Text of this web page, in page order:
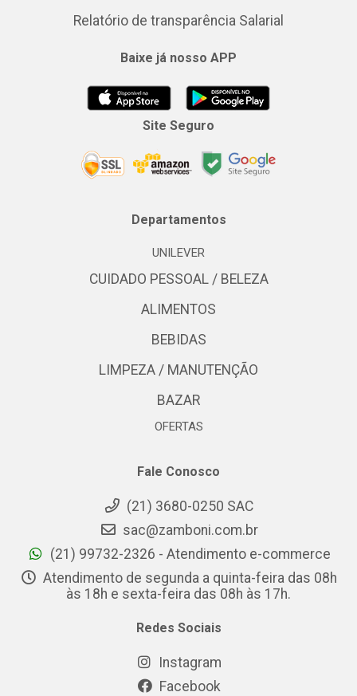
Relatório de transparência Salarial
Baixe já nosso APP
Site Seguro
Departamentos
UNILEVER
CUIDADO PESSOAL / BELEZA
ALIMENTOS
BEBIDAS
LIMPEZA / MANUTENÇÃO
BAZAR
OFERTAS
Fale Conosco
(21) 3680-0250 SAC
sac@zamboni.com.br
(21) 99732-2326 - Atendimento e-commerce
Atendimento de segunda a quinta-feira das 08h
às 18h e sexta-feira das 08h às 17h.
Redes Sociais
Instagram
Facebook